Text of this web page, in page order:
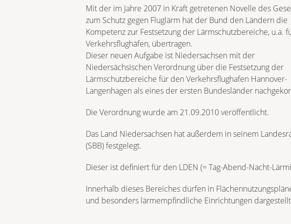
Mit der im Jahre 2007 in Kraft getretenen Novelle des
zum Schutz gegen Fluglärm hat der Bund den Ländern die
Kompetenz zur Festsetzung der Lärmschutzbereiche, u.a.
Verkehrsflughäfen, übertragen.
Dieser neuen Aufgabe ist Niedersachsen mit der
Niedersächsischen Verordnung über die Festsetzung der
Lärmschutzbereiche für den Verkehrsflughafen Hannover-
Langenhagen als eines der ersten Bundesländer
Die Verordnung wurde am 21.09.2010 veröffentlicht.
Das Land Niedersachsen hat außerdem in seinem
(SBB) festgelegt.
Dieser ist definiert für den LDEN (= Tag-Abend-Nacht-
Innerhalb dieses Bereiches dürfen in
und besonders lärmempfindliche Einrichtungen